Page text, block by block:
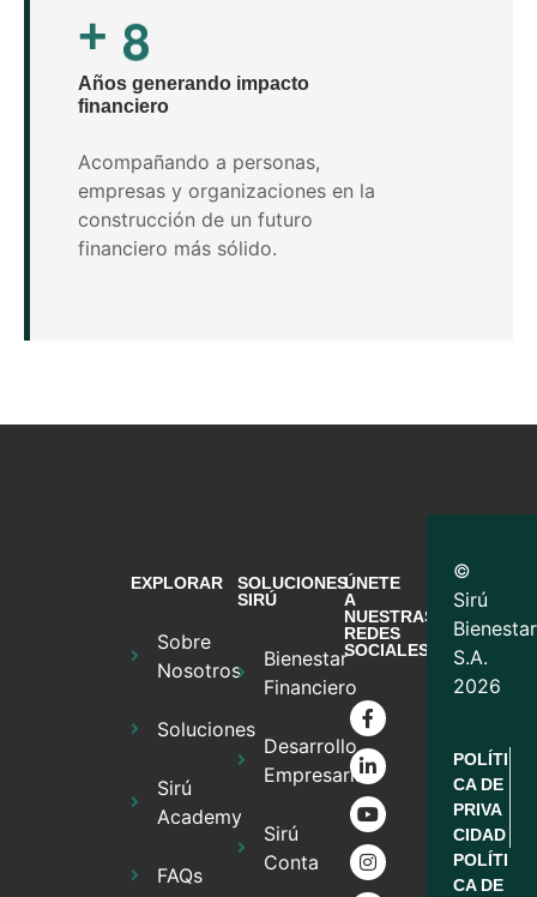
+ 8
Años generando impacto
financiero
Acompañando a personas,
empresas y organizaciones en la
construcción de un futuro
financiero más sólido.
EXPLORAR
Sobre
Nosotros
Soluciones
Sirú
Academy
FAQs
SOLUCIONES
SIRÚ
Bienestar
Financiero
Desarrollo
Empresarial
Sirú
Conta
ÚNETE
A
NUESTRAS
REDES
SOCIALES
©
Sirú
Bienestar
S.A.
2026
POLÍTI
CA DE
PRIVA
CIDAD
POLÍTI
CA DE